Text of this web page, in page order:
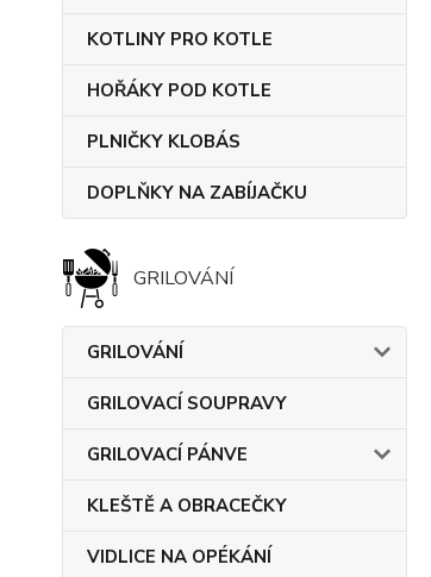
KOTLINY PRO KOTLE
HOŘÁKY POD KOTLE
PLNIČKY KLOBÁS
DOPLŇKY NA ZABÍJAČKU
GRILOVÁNÍ
GRILOVÁNÍ
GRILOVACÍ SOUPRAVY
GRILOVACÍ PÁNVE
KLEŠTĚ A OBRACEČKY
VIDLICE NA OPÉKÁNÍ